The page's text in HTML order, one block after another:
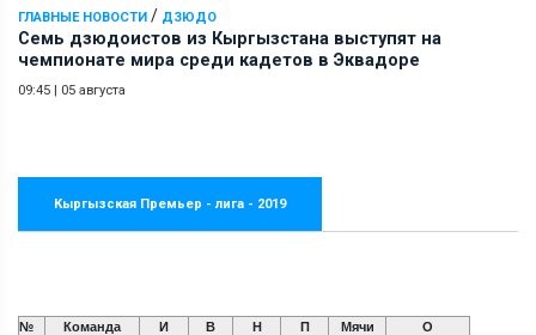
ГЛАВНЫЕ НОВОСТИ / ДЗЮДО
Семь дзюдоистов из Кыргызстана выступят на
чемпионате мира среди кадетов в Эквадоре
09:45 | 05 августа
Кыргызская Премьер - лига - 2019
№ Команда И В Н П Мячи
О